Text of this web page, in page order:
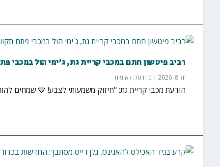
רביב פיטשון חתם במכבי קריית גת, ג'ימי הול במכבי
יול 8, 2026 | כדורסל, לאומית
הודעת מכבי קריית גת: "חיזוק משמעותי לצבע! 💙 שמחים